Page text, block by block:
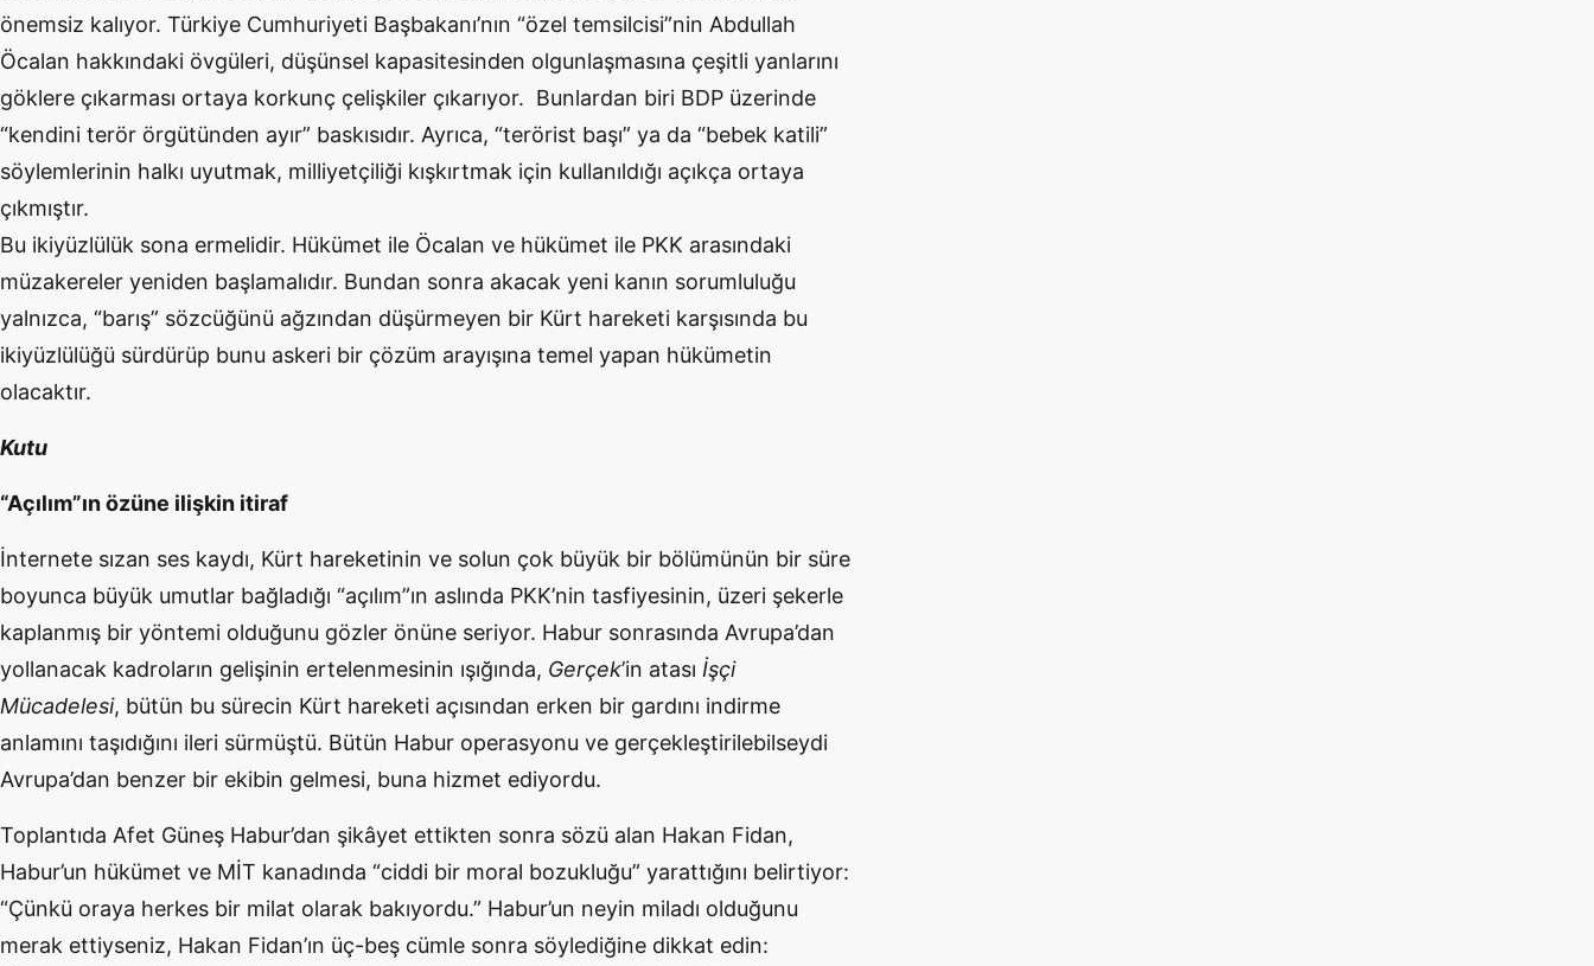
önemsiz kalıyor. Türkiye Cumhuriyeti Başbakanı’nın “özel temsilcisi”nin Abdullah
Öcalan hakkındaki övgüleri, düşünsel kapasitesinden olgunlaşmasına çeşitli yanlarını
göklere çıkarması ortaya korkunç çelişkiler çıkarıyor. Bunlardan biri BDP üzerinde
“kendini terör örgütünden ayır” baskısıdır. Ayrıca, “terörist başı” ya da “bebek katili”
söylemlerinin halkı uyutmak, milliyetçiliği kışkırtmak için kullanıldığı açıkça ortaya
çıkmıştır.
Bu ikiyüzlülük sona ermelidir. Hükümet ile Öcalan ve hükümet ile PKK arasındaki
müzakereler yeniden başlamalıdır. Bundan sonra akacak yeni kanın sorumluluğu
yalnızca, “barış” sözcüğünü ağzından düşürmeyen bir Kürt hareketi karşısında bu
ikiyüzlülüğü sürdürüp bunu askeri bir çözüm arayışına temel yapan hükümetin
olacaktır.
Kutu
“Açılım”ın özüne ilişkin itiraf
İnternete sızan ses kaydı, Kürt hareketinin ve solun çok büyük bir bölümünün bir süre
boyunca büyük umutlar bağladığı “açılım”ın aslında PKK’nin tasfiyesinin, üzeri şekerle
kaplanmış bir yöntemi olduğunu gözler önüne seriyor. Habur sonrasında Avrupa’dan
yollanacak kadroların gelişinin ertelenmesinin ışığında, Gerçek’in atası İşçi
Mücadelesi, bütün bu sürecin Kürt hareketi açısından erken bir gardını indirme
anlamını taşıdığını ileri sürmüştü. Bütün Habur operasyonu ve gerçekleştirilebilseydi
Avrupa’dan benzer bir ekibin gelmesi, buna hizmet ediyordu.
Toplantıda Afet Güneş Habur’dan şikâyet ettikten sonra sözü alan Hakan Fidan,
Habur’un hükümet ve MİT kanadında “ciddi bir moral bozukluğu” yarattığını belirtiyor:
“Çünkü oraya herkes bir milat olarak bakıyordu.” Habur’un neyin miladı olduğunu
merak ettiyseniz, Hakan Fidan’ın üç-beş cümle sonra söylediğine dikkat edin: